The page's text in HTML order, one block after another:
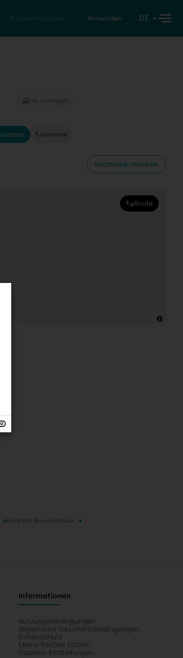
Rückwärtssuche Anmelden DE
Anreise
Fax anzeigen
Rechtliche Hinweise
Route
Korb mit Bio-Gemüse
Informationen
Nutzungsbedingungen
Allgemeine Geschäftsbedingungen
Datenschutz
Meine Rechte DSGVO
Cookies-Einstellungen